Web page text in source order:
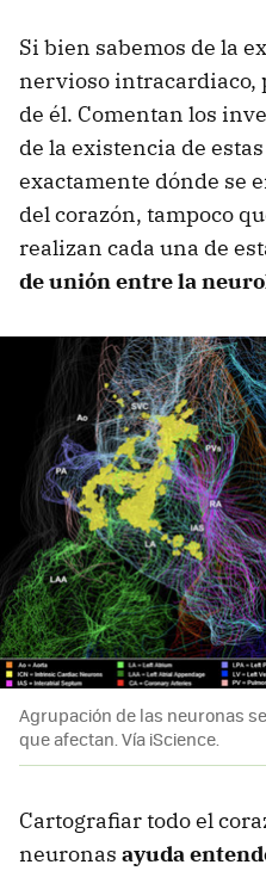
Si bien sabemos de la
nervioso intracardiaco,
de él. Comentan los
de la existencia de
exactamente dónde se
del corazón, tampoco
realizan cada una de
de unión entre la
Agrupación de las neuronas
que afectan. Vía iScience.
Cartografiar todo el
neuronas ayuda